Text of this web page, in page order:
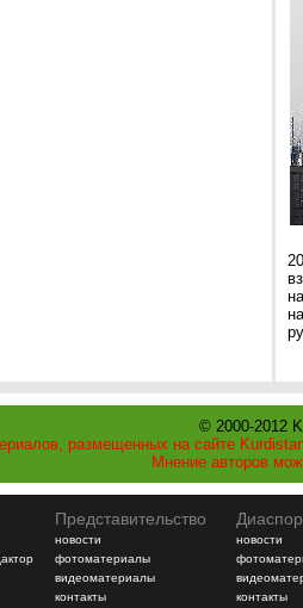
© 2000-2012
размещенных на сайте
Мнение авторов
Представительство
новости
фотоматериалы
видеоматериалы
контакты
новости
контакты